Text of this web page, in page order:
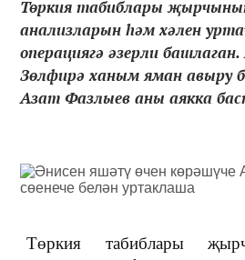
Төркия табиблары
анализларын һәм хәлен
операциягә әзерли башлаган.
Зөлфирә ханым яман авыру
Азат Фазлыев аны аякка
Төркия табиблары